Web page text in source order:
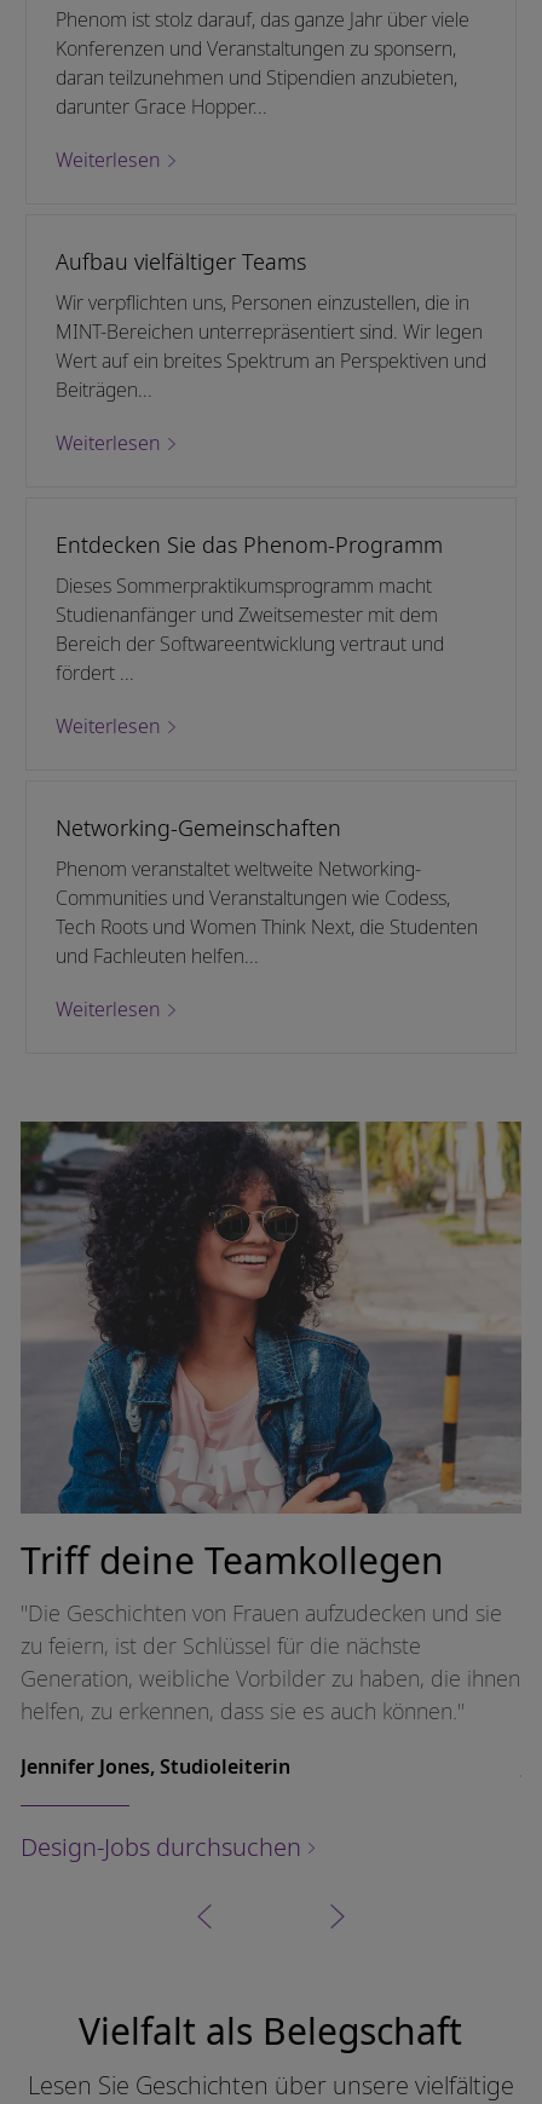
Phenom ist stolz darauf, das ganze Jahr über viele
Konferenzen und Veranstaltungen zu sponsern,
daran teilzunehmen und Stipendien anzubieten,
darunter Grace Hopper...
Weiterlesen
Aufbau vielfältiger Teams
Wir verpflichten uns, Personen einzustellen, die in
MINT-Bereichen unterrepräsentiert sind. Wir legen
Wert auf ein breites Spektrum an Perspektiven und
Beiträgen...
Weiterlesen
Entdecken Sie das Phenom-Programm
Dieses Sommerpraktikumsprogramm macht
Studienanfänger und Zweitsemester mit dem
Bereich der Softwareentwicklung vertraut und
fördert ...
Weiterlesen
Networking-Gemeinschaften
Phenom veranstaltet weltweite Networking-
Communities und Veranstaltungen wie Codess,
Tech Roots und Women Think Next, die Studenten
und Fachleuten helfen...
Weiterlesen
Triff deine Teamkollegen
"Die Geschichten von Frauen aufzudecken und sie
zu feiern, ist der Schlüssel für die nächste
Generation, weibliche Vorbilder zu haben, die ihnen
helfen, zu erkennen, dass sie es auch können."
Jennifer Jones, Studioleiterin
Design-Jobs durchsuchen
Vielfalt als Belegschaft
Lesen Sie Geschichten über unsere vielfältige